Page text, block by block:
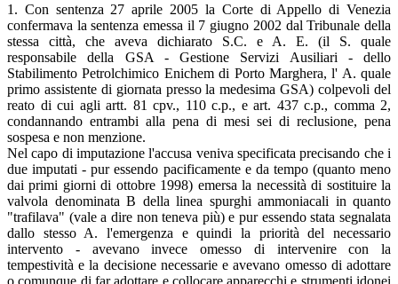
1. Con sentenza 27 aprile 2005 la Corte di Appello di Venezia
confermava la sentenza emessa il 7 giugno 2002 dal Tribunale della
stessa città, che aveva dichiarato S.C. e A. E. (il S. quale
responsabile della GSA - Gestione Servizi Ausiliari - dello
Stabilimento Petrolchimico Enichem di Porto Marghera, l' A. quale
primo assistente di giornata presso la medesima GSA) colpevoli del
reato di cui agli artt. 81 cpv., 110 c.p., e art. 437 c.p., comma 2,
condannando entrambi alla pena di mesi sei di reclusione, pena
sospesa e non menzione.
Nel capo di imputazione l'accusa veniva specificata precisando che i
due imputati - pur essendo pacificamente e da tempo (quanto meno
dai primi giorni di ottobre 1998) emersa la necessità di sostituire la
valvola denominata B della linea spurghi ammoniacali in quanto
"trafilava" (vale a dire non teneva più) e pur essendo stata segnalata
dallo stesso A. l'emergenza e quindi la priorità del necessario
intervento - avevano invece omesso di intervenire con la
tempestività e la decisione necessarie e avevano omesso di adottare
o comunque di far adottare e collocare apparecchi e strumenti idonei